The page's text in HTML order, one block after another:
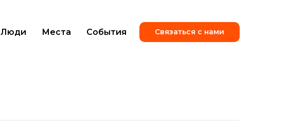
Люди Места События Связаться с нами